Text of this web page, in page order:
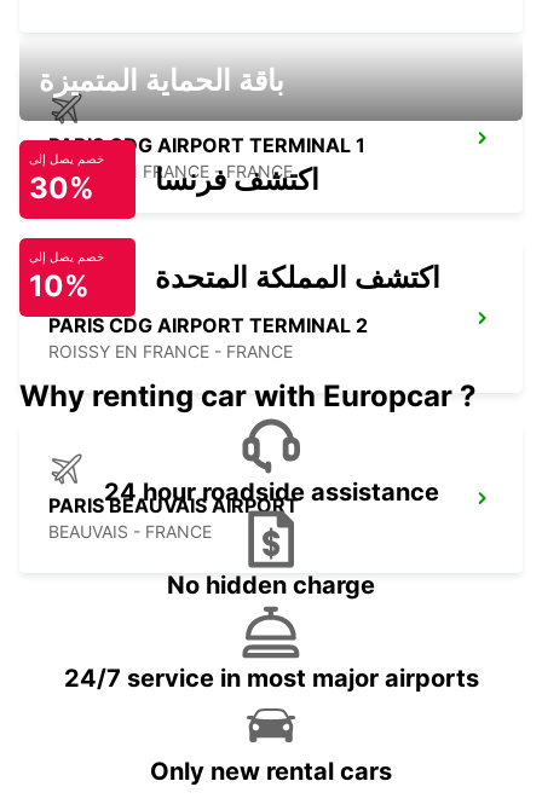
PARIS CDG AIRPORT TERMINAL 1
ROISSY EN FRANCE - FRANCE
PARIS CDG AIRPORT TERMINAL 2
ROISSY EN FRANCE - FRANCE
PARIS BEAUVAIS AIRPORT
BEAUVAIS - FRANCE
باقة الحماية المتميزة
خصم يصل إلى
30% اكتشف فرنسا
خصم يصل إلى
10% اكتشف المملكة المتحدة
Why renting car with Europcar ?
24 hour roadside assistance
No hidden charge
24/7 service in most major airports
Only new rental cars